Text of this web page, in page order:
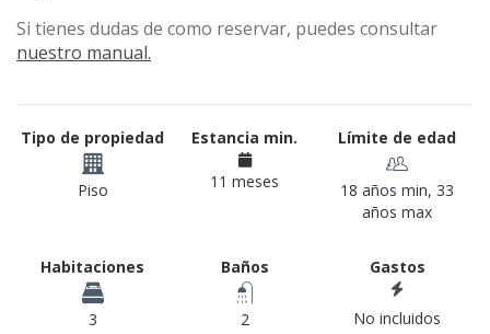
Si tienes dudas de como reservar, puedes consultar
nuestro manual.
Tipo de propiedad
Piso
Estancia min.
11 meses
Límite de edad
18 años min, 33
años max
Habitaciones
3
Baños
2
Gastos
No incluidos